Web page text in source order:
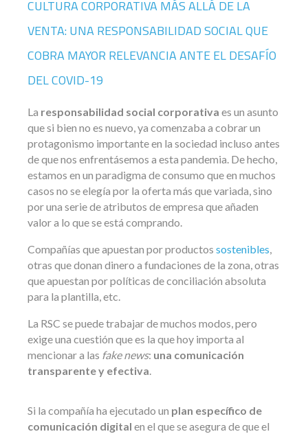
CULTURA CORPORATIVA MÁS ALLÁ DE LA
VENTA: UNA RESPONSABILIDAD SOCIAL QUE
COBRA MAYOR RELEVANCIA ANTE EL DESAFÍO
DEL COVID-19
La responsabilidad social corporativa es un asunto
que si bien no es nuevo, ya comenzaba a cobrar un
protagonismo importante en la sociedad incluso antes
de que nos enfrentásemos a esta pandemia. De hecho,
estamos en un paradigma de consumo que en muchos
casos no se elegía por la oferta más que variada, sino
por una serie de atributos de empresa que añaden
valor a lo que se está comprando.
Compañías que apuestan por productos sostenibles,
otras que donan dinero a fundaciones de la zona, otras
que apuestan por políticas de conciliación absoluta
para la plantilla, etc.
La RSC se puede trabajar de muchos modos, pero
exige una cuestión que es la que hoy importa al
mencionar a las fake news: una comunicación
transparente y efectiva.
Si la compañía ha ejecutado un plan específico de
comunicación digital en el que se asegura de que el